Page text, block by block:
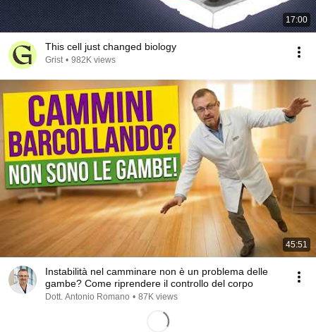
17:00
This cell just changed biology
Grist • 982K views
45:51
Instabilità nel camminare non è un problema delle
gambe? Come riprendere il controllo del corpo
Dott. Antonio Romano • 87K views